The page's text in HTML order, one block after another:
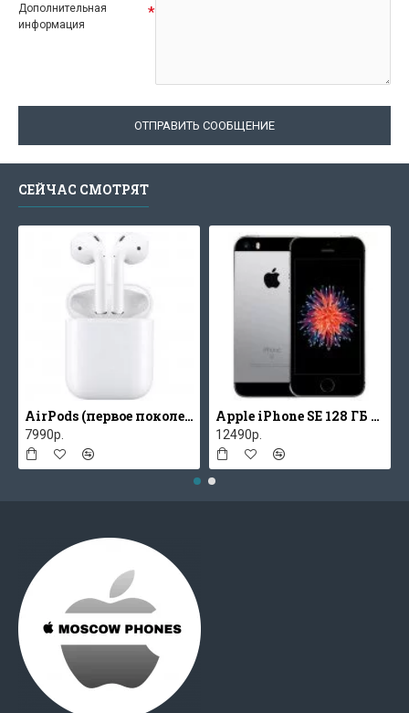
Дополнительная
информация
ОТПРАВИТЬ СООБЩЕНИЕ
СЕЙЧАС СМОТРЯТ
AirPods (первое поколение)
7990р.
Apple iPhone SE 128 ГБ Серый космос
12490р.